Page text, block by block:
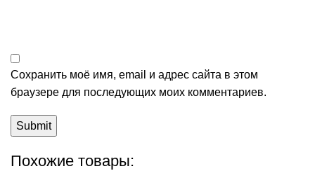
Сохранить моё имя, email и адрес сайта в этом
браузере для последующих моих комментариев.
Похожие товары: